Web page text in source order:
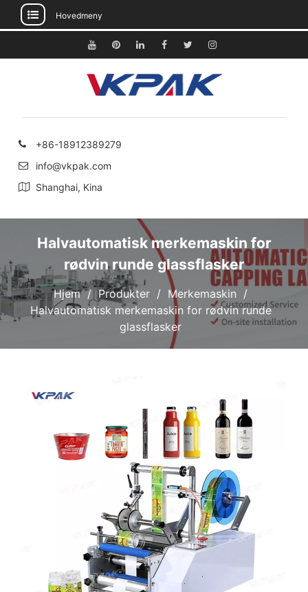
til
Hovedmeny
YoutubePinterestLinkedinFacebook
TwitterInstagram
+86-18912389279
info@vkpak.com
Shanghai, Kina
Halvautomatisk merkemaskin for
rødvin runde glassflasker
Hjem Produkter
Merkemaskin
Halvautomatisk merkemaskin for rødvin runde
glassflasker